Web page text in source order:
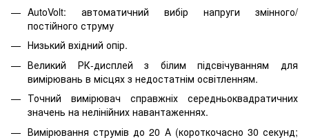
AutoVolt: автоматичний вибір напруги змінного/
постійного струму
Низький вхідний опір.
Великий РК-дисплей з білим підсвічуванням для
вимірювань в місцях з недостатнім освітленням.
Точний вимірювач справжніх середньоквадратичних
значень на нелінійних навантаженнях.
Вимірювання струмів до 20 А (короткочасно 30 секунд;